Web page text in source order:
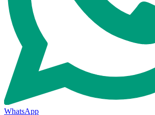
WhatsApp